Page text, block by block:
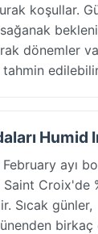
koşullar.
sağanak
dönemler
Humid
ayı
Croix'de
Sıcak günler,
birkaç